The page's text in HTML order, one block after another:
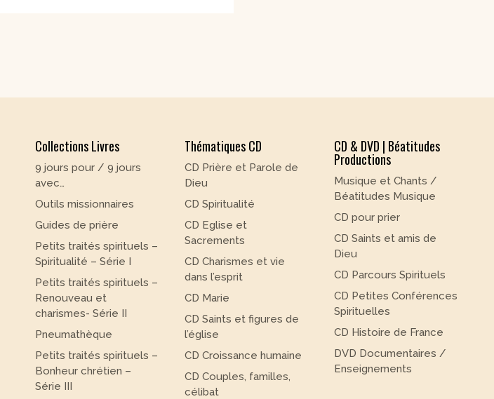
Collections Livres
9 jours pour / 9 jours
avec…
Outils missionnaires
Guides de prière
Petits traités spirituels –
Spiritualité – Série I
Petits traités spirituels –
Renouveau et
charismes- Série II
Pneumathèque
Petits traités spirituels –
Bonheur chrétien –
Série III
Thématiques CD
CD Prière et Parole de
Dieu
CD Spiritualité
CD Eglise et
Sacrements
CD Charismes et vie
dans l’esprit
CD Marie
CD Saints et figures de
l’église
CD Croissance humaine
CD Couples, familles,
célibat
CD & DVD | Béatitudes
Productions
Musique et Chants /
Béatitudes Musique
CD pour prier
CD Saints et amis de
Dieu
CD Parcours Spirituels
CD Petites Conférences
Spirituelles
CD Histoire de France
DVD Documentaires /
Enseignements